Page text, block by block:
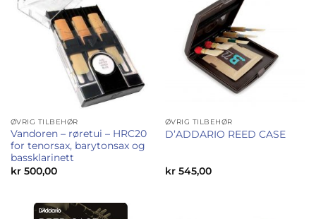
ØVRIG TILBEHØR
Vandoren – røretui – HRC20
for tenorsax, barytonsax og
bassklarinett
kr500,00
ØVRIG TILBEHØR
D’ADDARIO REED CASE
kr545,00